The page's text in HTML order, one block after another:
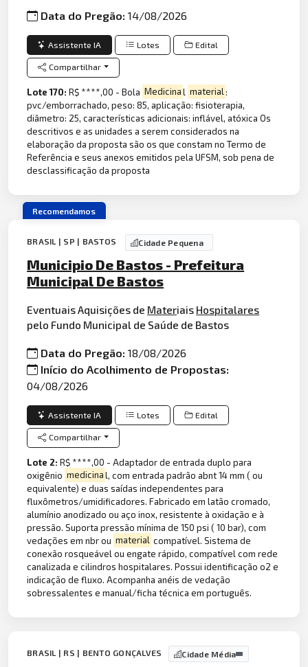
Data do Pregão:14/08/2026
Assistente IA Lotes Edital
Compartilhar
Lote 170:R$ ****,00 - Bola Medicinal material:
pvc/emborrachado, peso: 85, aplicação: fisioterapia,
diâmetro: 25, características adicionais: inflável, atóxica Os
descritivos e as unidades a serem considerados na
elaboração da proposta são os que constam no Termo de
Referência e seus anexos emitidos pela UFSM, sob pena de
desclassificação da proposta
Recomendamos
BRASIL | SP | BASTOS Cidade Pequena
Municipio De Bastos - Prefeitura
Municipal De Bastos
Eventuais Aquisições de Materiais Hospitalares
pelo Fundo Municipal de Saúde de Bastos
Data do Pregão:18/08/2026
Início do Acolhimento de Propostas:
04/08/2026
Assistente IA Lotes Edital
Compartilhar
Lote 2:R$ ****,00 - Adaptador de entrada duplo para
oxigênio medicinal, com entrada padrão abnt 14 mm ( ou
equivalente) e duas saídas independentes para
fluxômetros/umidificadores. Fabricado em latão cromado,
alumínio anodizado ou aço inox, resistente à oxidação e à
pressão. Suporta pressão mínima de 150 psi ( 10 bar), com
vedações em nbr ou material compatível. Sistema de
conexão rosqueável ou engate rápido, compatível com rede
canalizada e cilindros hospitalares. Possui identificação o2 e
indicação de fluxo. Acompanha anéis de vedação
sobressalentes e manual/ficha técnica em português.
BRASIL | RS | BENTO GONÇALVES Cidade Média